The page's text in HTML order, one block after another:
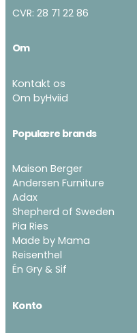
CVR: 28 71 22 86
Om
Kontakt os
Om byHviid
Populære brands
Maison Berger
Andersen Furniture
Adax
Shepherd of Sweden
Pia Ries
Made by Mama
Reisenthel
Én Gry & Sif
Konto